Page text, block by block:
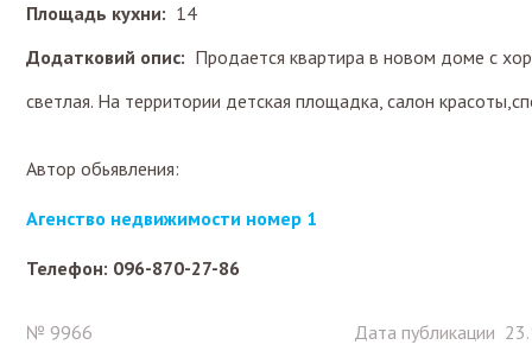
Площадь кухни: 14
Додатковий опис: Продается квартира в новом доме с
светлая. На территории детская площадка, салон
Автор обьявления:
Агенство недвижимости номер 1
Телефон: 096-870-27-86
№ 9966 Дата публикации